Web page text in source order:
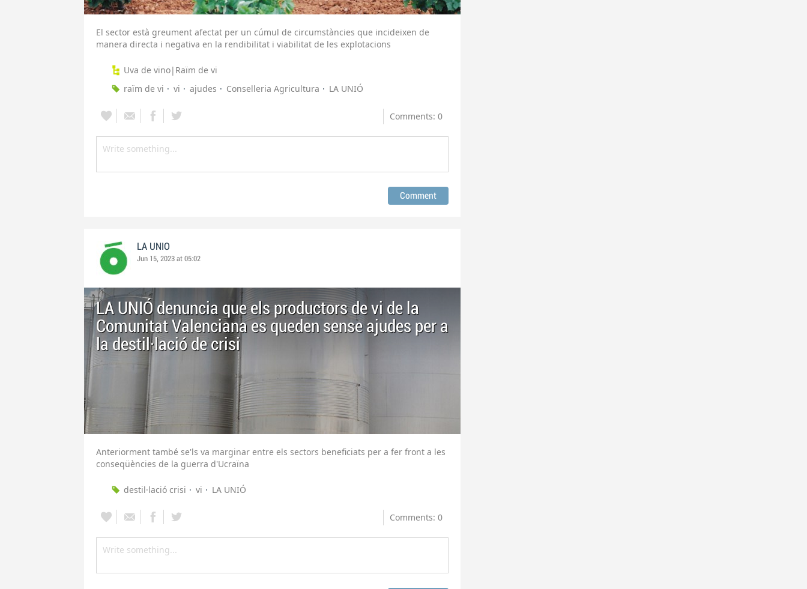
El sector està greument afectat per un cúmul de circumstàncies que incideixen de
manera directa i negativa en la rendibilitat i viabilitat de les explotacions
Uva de vino|Raïm de vi
raïm de vi
vi ajudes Conselleria Agricultura LA UNIÓ
Comments: 0
LA UNIO
Jun 15, 2023 at 05:02
LA UNIÓ denuncia que els productors de vi de la
Comunitat Valenciana es queden sense ajudes per a
la destil·lació de crisi
Anteriorment també se'ls va marginar entre els sectors beneficiats per a fer front a les
conseqüències de la guerra d'Ucraïna
destil·lació crisi vi LA UNIÓ
Comments: 0